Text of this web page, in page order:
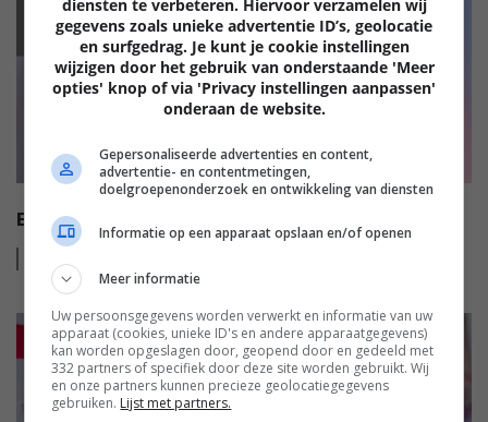
EISA HI-FI AWARDS 2022-2023
meer
diensten te verbeteren. Hiervoor verzamelen wij
gegevens zoals unieke advertentie ID’s, geolocatie
en surfgedrag. Je kunt je cookie instellingen
wijzigen door het gebruik van onderstaande 'Meer
opties' knop of via 'Privacy instellingen aanpassen'
onderaan de website.
Gepersonaliseerde advertenties en content,
advertentie- en contentmetingen,
doelgroepenonderzoek en ontwikkeling van diensten
Informatie op een apparaat opslaan en/of openen
Meer informatie
Uw persoonsgegevens worden verwerkt en informatie van uw
apparaat (cookies, unieke ID's en andere apparaatgegevens)
kan worden opgeslagen door, geopend door en gedeeld met
332 partners of specifiek door deze site worden gebruikt. Wij
en onze partners kunnen precieze geolocatiegegevens
gebruiken. Lijst met partners.